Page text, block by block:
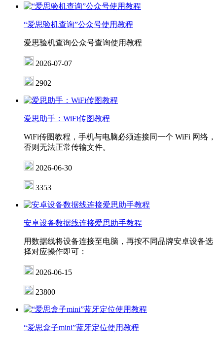
“爱思验机查询”公众号使用教程
爱思验机查询公众号查询使用教程
2026-07-07
2902
爱思助手：WiFi传图教程
WiFi传图教程，手机与电脑必须连接同一个 WiFi 网络，
否则无法正常传输文件。
2026-06-30
3353
安卓设备数据线连接爱思助手教程
用数据线将设备连接至电脑，再按不同品牌安卓设备选
择对应操作即可：
2026-06-15
23800
“爱思盒子mini”蓝牙定位使用教程